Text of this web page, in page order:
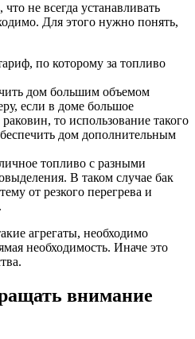
не всегда устанавливать
Для этого нужно понять,
по которому за топливо
дом большим объемом
если в доме большое
то использование такого
дом дополнительным
топливо с разными
В таком случае бак
от резкого перегрева и
агрегаты, необходимо
необходимость. Иначе это
внимание